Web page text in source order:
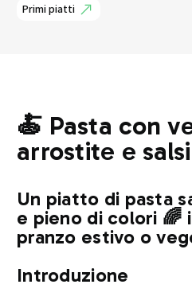
Primi piatti
🍝 Pasta con
arrostite e
Un piatto di pasta
e pieno di colori 🌈
pranzo estivo o
Introduzione